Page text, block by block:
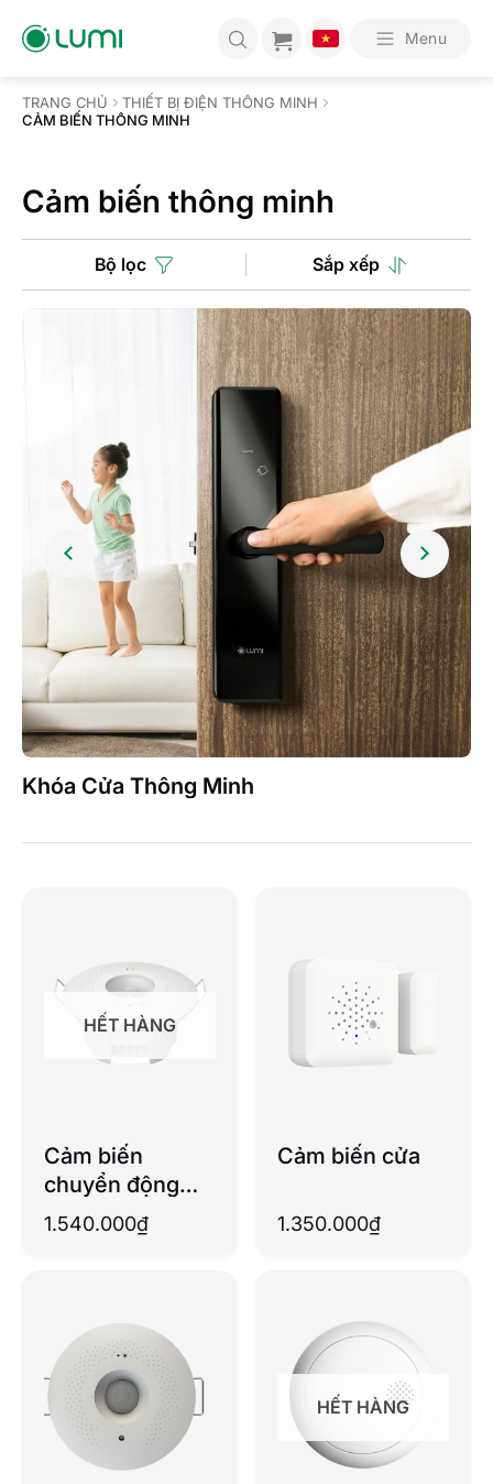
qua
Menu
TRANG CHỦ
THIẾT BỊ ĐIỆN THÔNG MINH
CẢM BIẾN THÔNG MINH
Cảm biến thông minh
Bộ lọc Sắp xếp
Khóa Cửa Thông Minh
HẾT HÀNG
Cảm biến
chuyển động
gắn trần
1.540.000₫
Cảm biến cửa
1.350.000₫
HẾT HÀNG